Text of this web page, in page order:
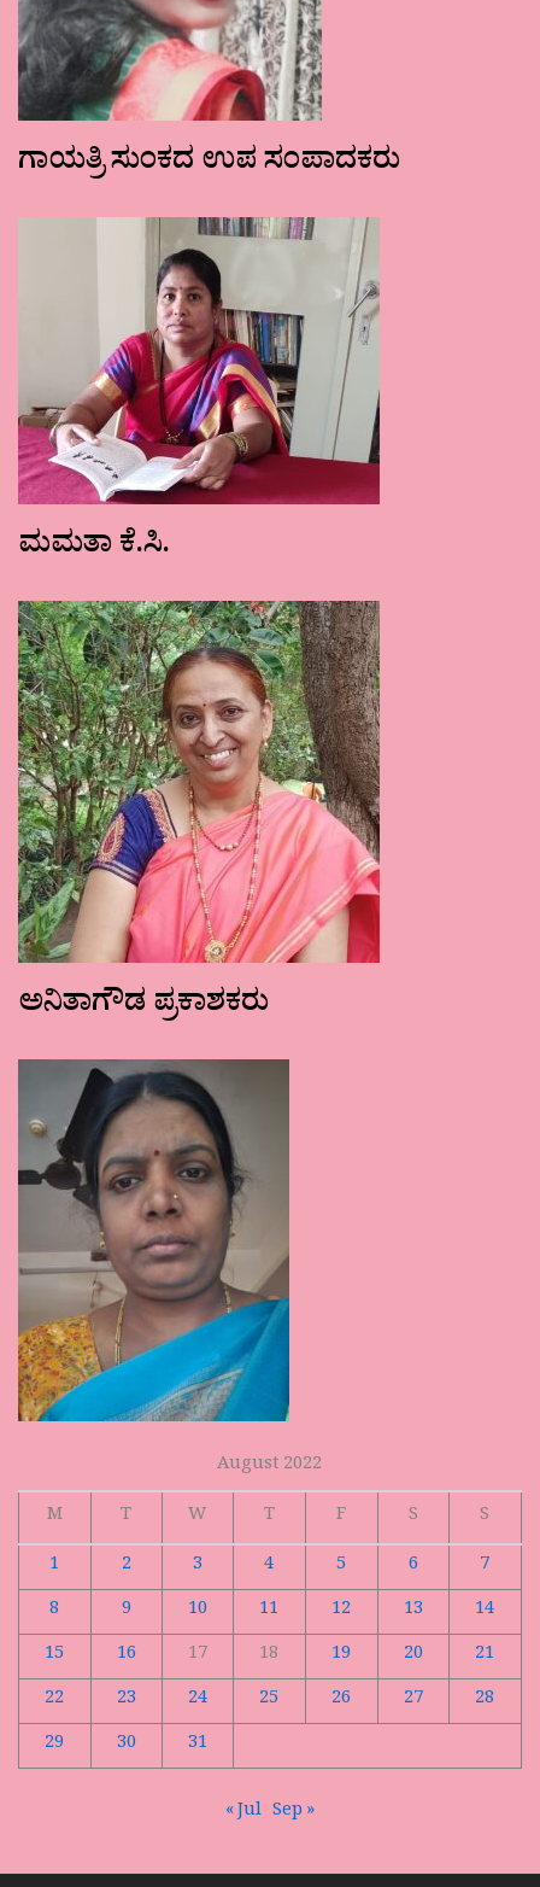
ಗಾಯತ್ರಿ ಸುಂಕದ ಉಪ ಸಂಪಾದಕರು
ಮಮತಾ ಕೆ.ಸಿ.
ಅನಿತಾಗೌಡ ಪ್ರಕಾಶಕರು
August 2022
M
T W T F S
S
1
2 3 4 5 6
7
8
9 10 11 12 13
14
15
16 17 18 19 20
21
22
23 24 25 26 27
28
29
30 31
« Jul Sep »